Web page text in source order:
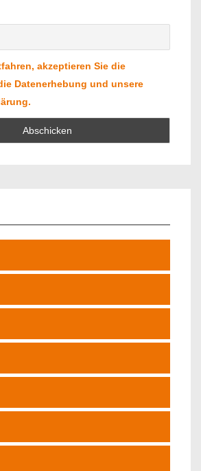
akzeptieren Sie die
Datenerhebung und unsere